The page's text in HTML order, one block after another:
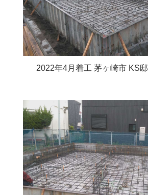
2022年4月着工 茅ヶ崎市 KS邸